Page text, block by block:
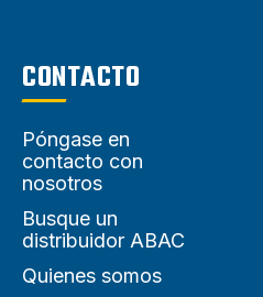
CONTACTO
Póngase en
contacto con
nosotros
Busque un
distribuidor ABAC
Quienes somos